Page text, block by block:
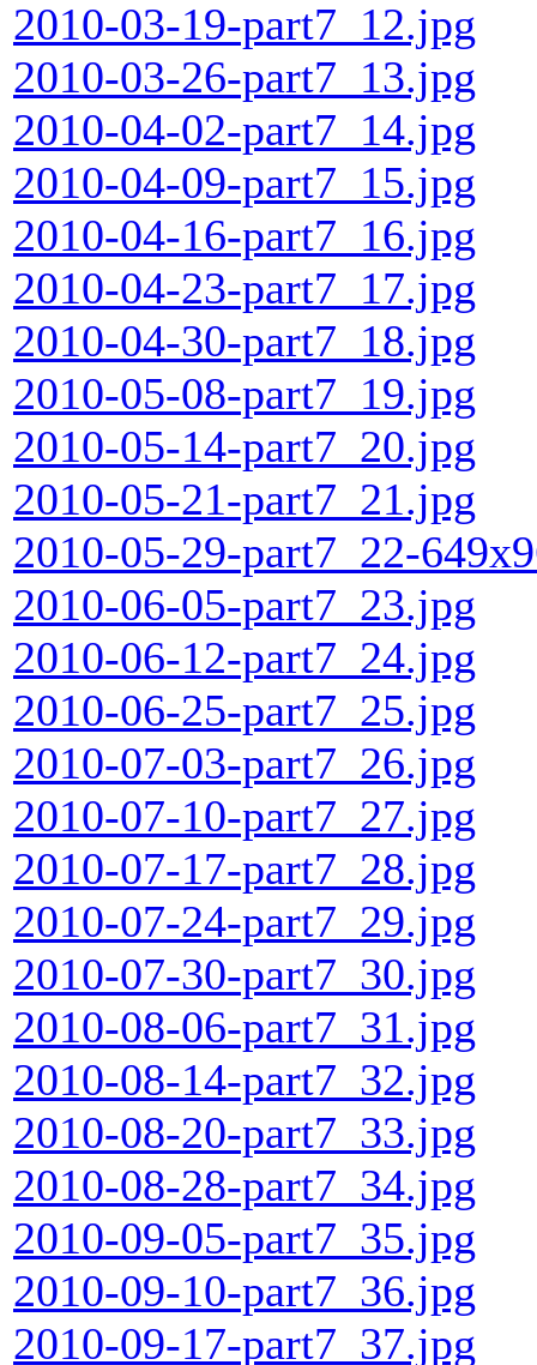
2010-03-19-part7_12.jpg
2010-03-26-part7_13.jpg
2010-04-02-part7_14.jpg
2010-04-09-part7_15.jpg
2010-04-16-part7_16.jpg
2010-04-23-part7_17.jpg
2010-04-30-part7_18.jpg
2010-05-08-part7_19.jpg
2010-05-14-part7_20.jpg
2010-05-21-part7_21.jpg
2010-05-29-part7_22-
2010-06-05-part7_23.jpg
2010-06-12-part7_24.jpg
2010-06-25-part7_25.jpg
2010-07-03-part7_26.jpg
2010-07-10-part7_27.jpg
2010-07-17-part7_28.jpg
2010-07-24-part7_29.jpg
2010-07-30-part7_30.jpg
2010-08-06-part7_31.jpg
2010-08-14-part7_32.jpg
2010-08-20-part7_33.jpg
2010-08-28-part7_34.jpg
2010-09-05-part7_35.jpg
2010-09-10-part7_36.jpg
2010-09-17-part7_37.jpg